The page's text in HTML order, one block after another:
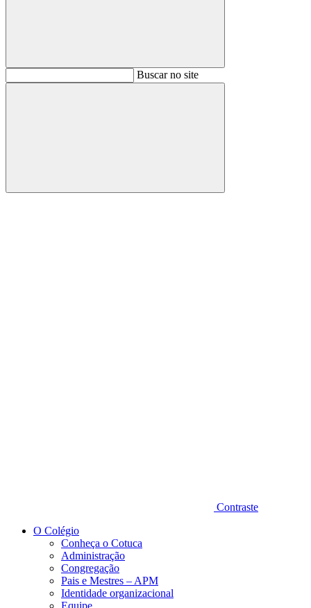
BuscarBuscar no site
Buscar
Contraste
O Colégio
Conheça o Cotuca
Administração
Congregação
Pais e Mestres – APM
Identidade organizacional
Equipe